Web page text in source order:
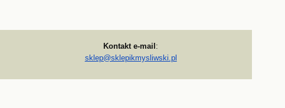
Kontakt e-mail :
sklep@sklepikmysliwski.pl